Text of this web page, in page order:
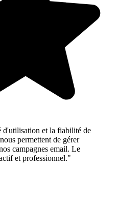
et la fiabilité de
permettent de gérer
campagnes email. Le
et professionnel."